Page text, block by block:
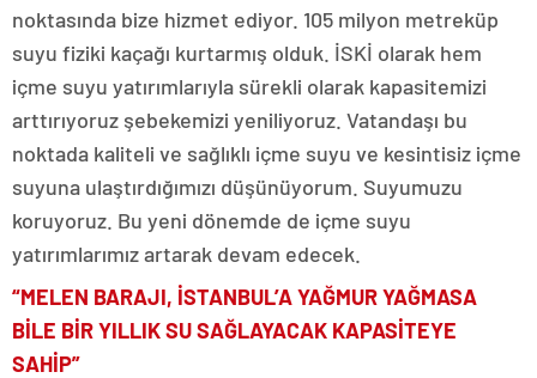
noktasında bize hizmet ediyor. 105 milyon metreküp
suyu fiziki kaçağı kurtarmış olduk. İSKİ olarak hem
içme suyu yatırımlarıyla sürekli olarak kapasitemizi
arttırıyoruz şebekemizi yeniliyoruz. Vatandaşı bu
noktada kaliteli ve sağlıklı içme suyu ve kesintisiz içme
suyuna ulaştırdığımızı düşünüyorum. Suyumuzu
koruyoruz. Bu yeni dönemde de içme suyu
yatırımlarımız artarak devam edecek.
“MELEN BARAJI, İSTANBUL’A YAĞMUR YAĞMASA
BİLE BİR YILLIK SU SAĞLAYACAK KAPASİTEYE
SAHİP”